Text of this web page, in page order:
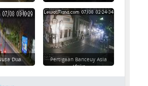
Dua
Pertigaan Banceuy Asia
Afrika